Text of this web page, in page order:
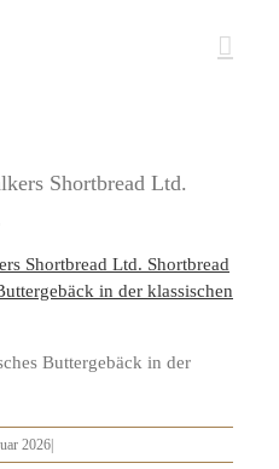
Shortbread Ltd.
Buttergebäck in der
2026